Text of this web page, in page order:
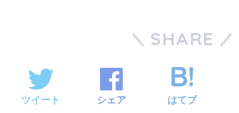
SHARE
ツイート シェア はてブ